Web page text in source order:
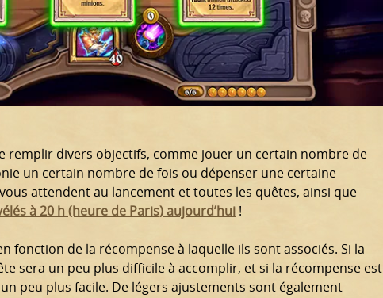
remplir divers objectifs, comme jouer un certain nombre de
un certain nombre de fois ou dépenser une certaine
attendent au lancement et toutes les quêtes, ainsi que
à 20 h (heure de Paris) aujourd’hui !
fonction de la récompense à laquelle ils sont associés. Si la
sera un peu plus difficile à accomplir, et si la récompense est
peu plus facile. De légers ajustements sont également